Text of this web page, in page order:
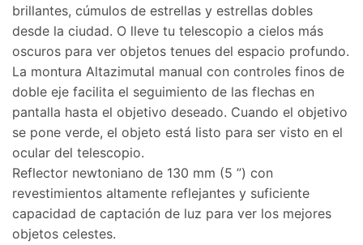
brillantes, cúmulos de estrellas y estrellas dobles
desde la ciudad. O lleve tu telescopio a cielos más
oscuros para ver objetos tenues del espacio profundo.
La montura Altazimutal manual con controles finos de
doble eje facilita el seguimiento de las flechas en
pantalla hasta el objetivo deseado. Cuando el objetivo
se pone verde, el objeto está listo para ser visto en el
ocular del telescopio.
Reflector newtoniano de 130 mm (5 ”) con
revestimientos altamente reflejantes y suficiente
capacidad de captación de luz para ver los mejores
objetos celestes.